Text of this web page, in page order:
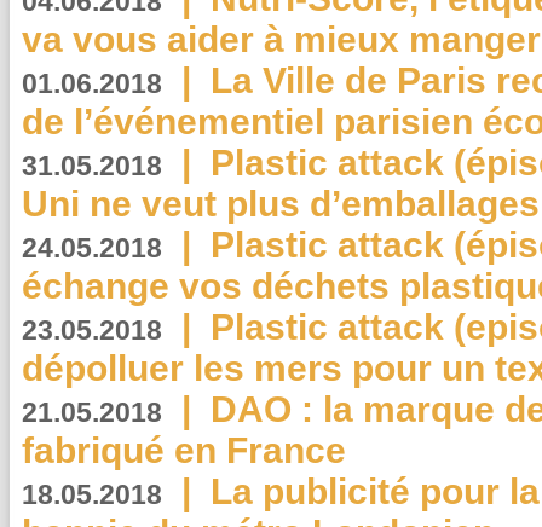
va vous aider à mieux
01.06.2018 | La Ville de Paris
de l’événementiel parisien
31.05.2018 | Plastic attack
Uni ne veut plus
24.05.2018 | Plastic attack
échange vos déchets
23.05.2018 | Plastic attack
dépolluer les mers pour un
21.05.2018 | DAO : la marque
fabriqué en France
18.05.2018 | La publicité pour